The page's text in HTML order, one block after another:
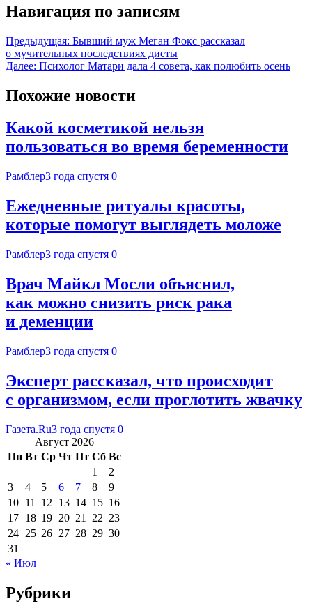
Навигация по записям
Предыдущая: Бывший муж Меган Фокс рассказал
о мучительных последствиях диеты
Далее: Психолог Матари дала 4 совета, как полюбить осень
Похожие новости
Какой косметикой нельзя
пользоваться во время беременности
Рамблер3 года спустя 0
Ежедневные ритуалы красоты,
которые помогут выглядеть моложе
Рамблер3 года спустя 0
Врач Майкл Мосли объяснил,
как можно снизить риск рака
и деменции
Рамблер3 года спустя 0
Эксперт рассказал, что происходит
с организмом, если проглотить жвачку
Газета.Ru3 года спустя 0
Август 2026
Пн Вт Ср Чт Пт Сб Вс
1
2
3
4 5 6 7 8
9
10 11 12 13 14 15 16
17 18 19 20 21 22 23
24 25 26 27 28 29 30
31
« Июл
Рубрики